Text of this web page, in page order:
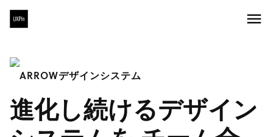
デザインシステム
進化し続けるデザイン